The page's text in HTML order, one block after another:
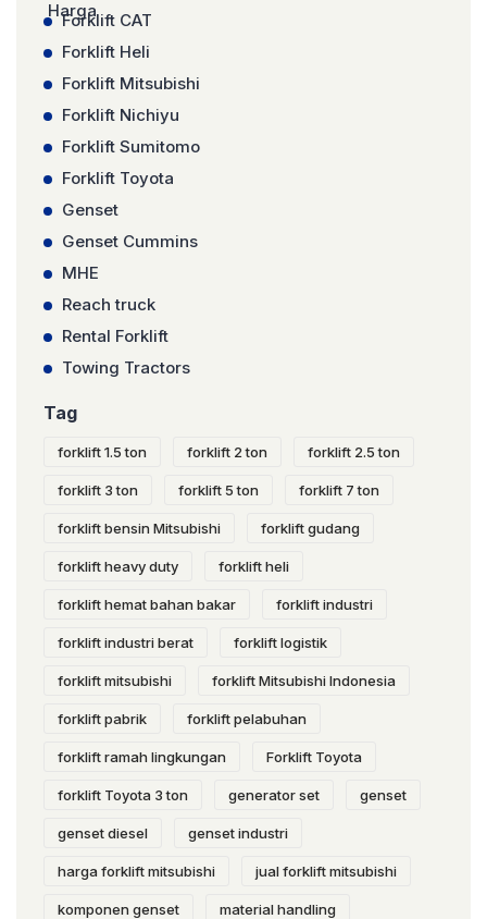
Forklift CAT
Forklift Heli
Forklift Mitsubishi
Forklift Nichiyu
Forklift Sumitomo
Forklift Toyota
Genset
Genset Cummins
MHE
Reach truck
Rental Forklift
Towing Tractors
Tag
forklift 1.5 ton forklift 2 ton forklift 2.5 ton
forklift 3 ton forklift 5 ton forklift 7 ton
forklift bensin Mitsubishi forklift gudang
forklift heavy duty forklift heli
forklift hemat bahan bakar forklift industri
forklift industri berat forklift logistik
forklift mitsubishi forklift Mitsubishi Indonesia
forklift pabrik forklift pelabuhan
forklift ramah lingkungan Forklift Toyota
forklift Toyota 3 ton generator set genset
genset diesel genset industri
harga forklift mitsubishi jual forklift mitsubishi
komponen genset material handling